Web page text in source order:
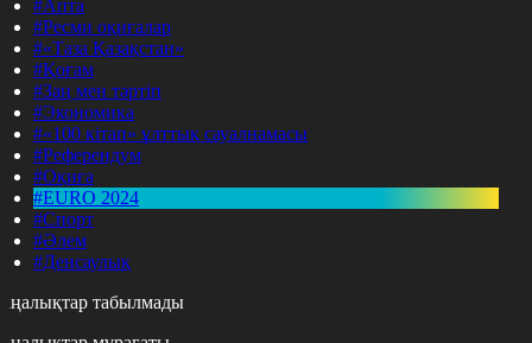
#Апта
#Ресми оқиғалар
#«Таза Қазақстан»
#Қоғам
#Заң мен тәртіп
#Экономика
#«100 кітап» ұлттық сауалнамасы
#Референдум
#Оқиға
#EURO 2024
#Спорт
#Әлем
#Денсаулық
табылмады